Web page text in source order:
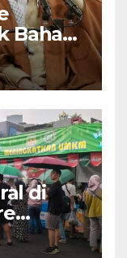
Bahas
di